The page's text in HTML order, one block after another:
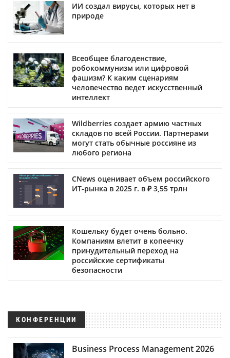
ИИ создал вирусы, которых нет в
природе
Всеобщее благоденствие,
робокоммунизм или цифровой
фашизм? К каким сценариям
человечество ведет искусственный
интеллект
Wildberries создает армию частных
складов по всей России. Партнерами
могут стать обычные россияне из
любого региона
CNews оценивает объем российского
ИТ-рынка в 2025 г. в ₽ 3,55 трлн
Кошельку будет очень больно.
Компаниям влетит в копеечку
принудительный переход на
российские сертификаты
безопасности
КОНФЕРЕНЦИИ
Business Process Management 2026